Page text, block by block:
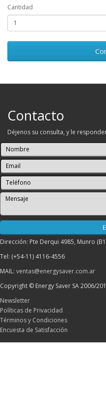
Cantidad
Contacto
Déjenos su consulta, y le
Dirección: Pte Derqui 4985, Munro
Tel: (+54-11) 4116-4556
MAIL: ventas@energysaver.com.ar
Copyright © Energy Saver SA 2006/
Newsletter
Políticas de Privacidad
Términos y Condiciones
Encuesta de Satisfacción